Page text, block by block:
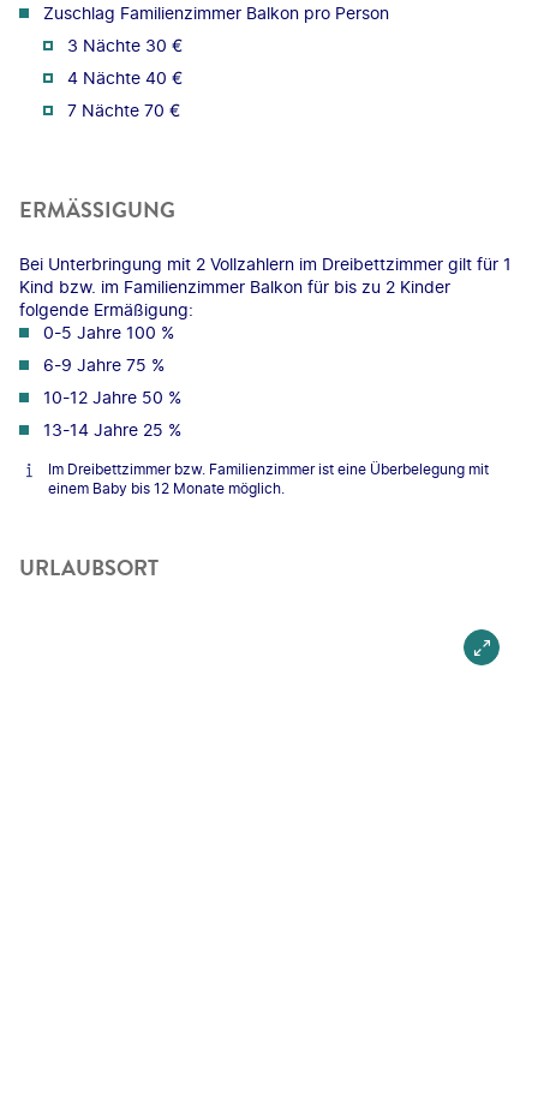
Zuschlag Familienzimmer Balkon pro Person
3 Nächte 30 €
4 Nächte 40 €
7 Nächte 70 €
ERMÄSSIGUNG
Bei Unterbringung mit 2 Vollzahlern im Dreibettzimmer gilt für 1
Kind bzw. im Familienzimmer Balkon für bis zu 2 Kinder
folgende Ermäßigung:
0-5 Jahre 100 %
6-9 Jahre 75 %
10-12 Jahre 50 %
13-14 Jahre 25 %
Im Dreibettzimmer bzw. Familienzimmer ist eine Überbelegung mit
einem Baby bis 12 Monate möglich.
URLAUBSORT